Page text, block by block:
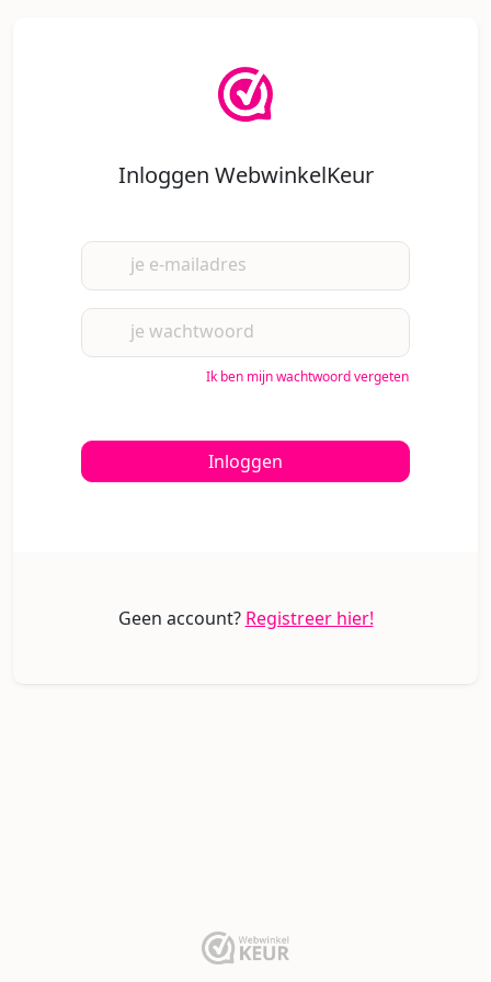
Inloggen WebwinkelKeur
je e-mailadres
je wachtwoord
Ik ben mijn wachtwoord vergeten
Inloggen
Geen account? Registreer hier!